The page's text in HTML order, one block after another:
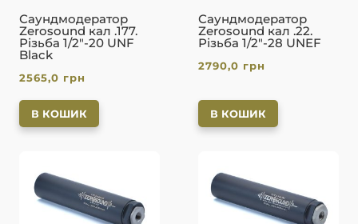
Саундмодератор
Zerosound кал .177.
Різьба 1/2″-20 UNF
Black
2565,0 грн
В КОШИК
Саундмодератор
Zerosound кал .22.
Різьба 1/2″-28 UNEF
2790,0 грн
В КОШИК